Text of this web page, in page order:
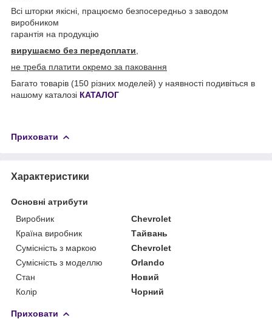
Всі шторки якісні, працюємо безпосередньо з заводом
виробником
гарантія на продукцію
вирушаємо без передоплати
не треба платити окремо за паковання
Багато товарів (150 різних моделей) у наявності подивіться в
нашому каталозі КАТАЛОГ
Приховати
Характеристики
Основні атрибути
Виробник
Chevrolet
Країна виробник
Тайвань
Сумісність з маркою
Chevrolet
Сумісність з моделлю
Orlando
Стан
Новий
Колір
Чорний
Приховати